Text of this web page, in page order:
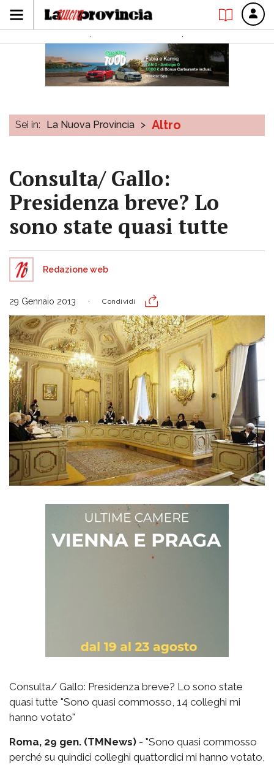
Sei in: La Nuova Provincia > Altro
Consulta/ Gallo:
Presidenza breve? Lo
sono state quasi tutte
Redazione web
29 Gennaio 2013 Condividi
Consulta/ Gallo: Presidenza breve? Lo sono state
quasi tutte "Sono quasi commosso, 14 colleghi mi
hanno votato"
Roma, 29 gen. (TMNews) - "Sono quasi commosso
perché su quindici colleghi quattordici mi hanno votato,